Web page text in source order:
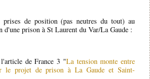
prises de position (pas neutres du tout) au
d'une prison à St Laurent du Var/La Gaude :
de France 3 "La tension monte entre
le projet de prison à La Gaude et Saint-